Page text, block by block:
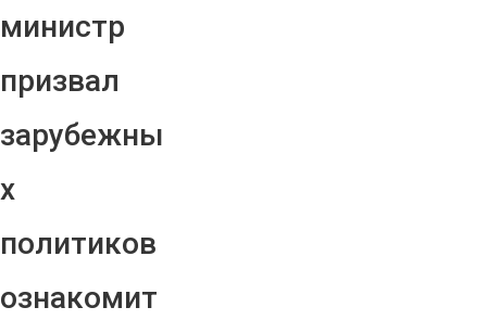
министр
призвал
зарубежны
х
политиков
ознакомит